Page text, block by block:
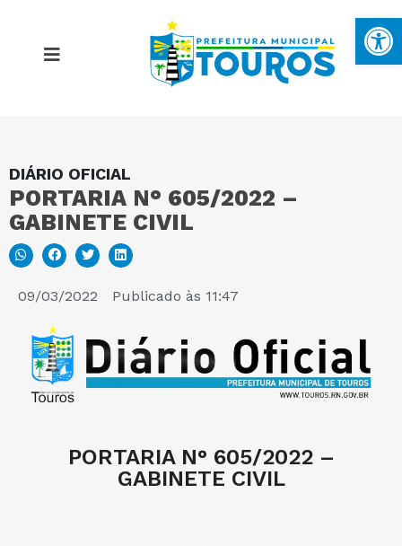
DIÁRIO OFICIAL
PORTARIA N° 605/2022 –
GABINETE CIVIL
09/03/2022 Publicado às 11:47
PORTARIA N° 605/2022 –
GABINETE CIVIL
MAPA DO SITE
PORTAL DA TRANSPARÊNCIA
E-SIC
PERGUNTAS FREQUENTES